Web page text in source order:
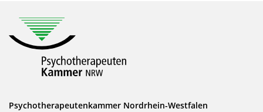
Psychotherapeutenkammer Nordrhein-Westfalen